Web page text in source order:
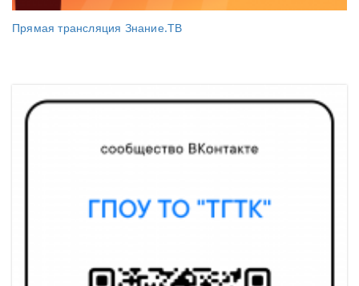
Прямая трансляция Знание.ТВ